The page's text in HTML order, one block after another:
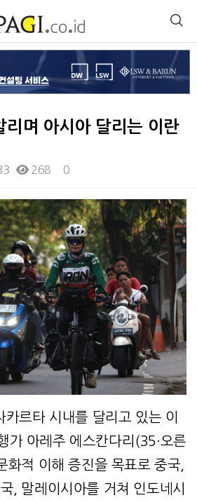
리며 아시아 달리는 이란
268 0
르타 시내를 달리고 있는 이
가 아레주 에스칸다리(35·오른
화적 이해 증진을 목표로 중국,
, 말레이시아를 거쳐 인도네시